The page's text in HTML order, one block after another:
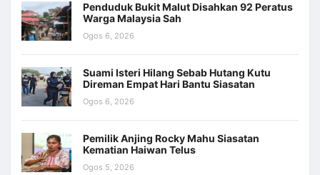
Penduduk Bukit Malut Disahkan 92 Peratus
Warga Malaysia Sah
Ogos 6, 2026
Suami Isteri Hilang Sebab Hutang Kutu
Direman Empat Hari Bantu Siasatan
Ogos 6, 2026
Pemilik Anjing Rocky Mahu Siasatan
Kematian Haiwan Telus
Ogos 5, 2026